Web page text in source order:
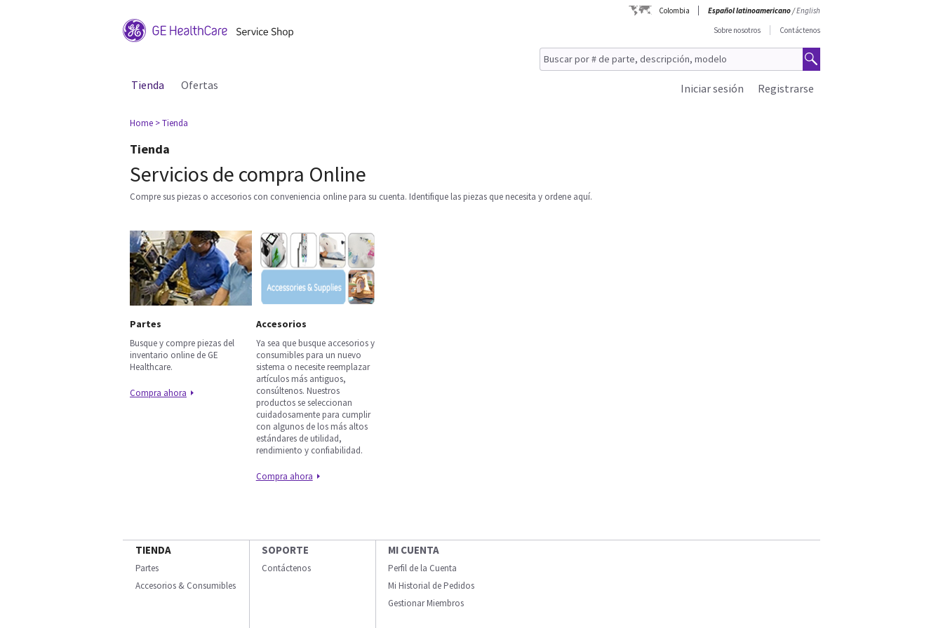
Colombia Español latinoamericano/English
Sobre nosotros
Contáctenos
Tienda Ofertas Registrarse
Iniciar sesión
Home > Tienda
Tienda
Servicios de compra Online
Compre sus piezas o accesorios con conveniencia online para su cuenta. Identifique las piezas que necesita y ordene aquí.
Partes
Busque y compre piezas del
inventario online de GE
Healthcare.
Compra ahora
Accesorios
Ya sea que busque accesorios y
consumibles para un nuevo
sistema o necesite reemplazar
artículos más antiguos,
consúltenos. Nuestros
productos se seleccionan
cuidadosamente para cumplir
con algunos de los más altos
estándares de utilidad,
rendimiento y confiabilidad.
Compra ahora
TIENDA
Partes
Accesorios & Consumibles
SOPORTE
Contáctenos
MI CUENTA
Perfil de la Cuenta
Mi Historial de Pedidos
Gestionar Miembros